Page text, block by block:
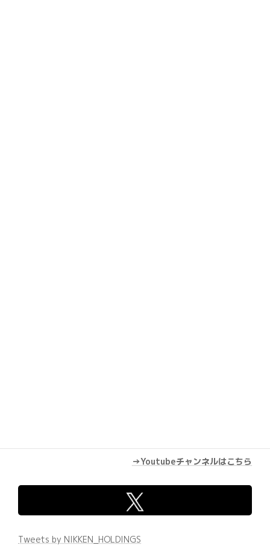
→Youtubeチャンネルはこちら
Tweets by NIKKEN_HOLDINGS